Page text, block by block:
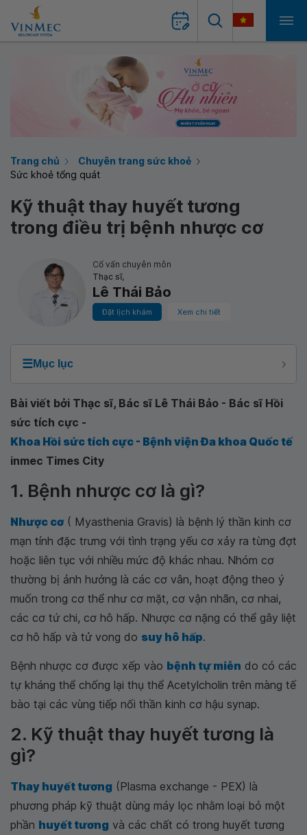
Trang chủ
Chuyên trang sức khoẻ
Sức khoẻ tổng quát
Kỹ thuật thay huyết tương
trong điều trị bệnh nhược cơ
Cố vấn chuyên môn
Thạc sĩ,
Lê Thái Bảo
Đặt lịch khám Xem chi tiết
☰Mục lục
Bài viết bởi Thạc sĩ, Bác sĩ Lê Thái Bảo - Bác sĩ Hồi
sức tích cực -
Khoa Hồi sức tích cực - Bệnh viện Đa khoa Quốc tế
inmec Times City
1. Bệnh nhược cơ là gì?
Nhược cơ( Myasthenia Gravis) là bệnh lý thần kinh cơ
mạn tính đặc trưng với tình trạng yếu cơ xảy ra từng đợt
hoặc liên tục với nhiều mức độ khác nhau. Nhóm cơ
thường bị ảnh hưởng là các cơ vân, hoạt động theo ý
muốn trong cơ thể như cơ mặt, cơ vận nhãn, cơ nhai,
các cơ tứ chi, cơ hô hấp. Nhược cơ nặng có thể gây liệt
cơ hô hấp và tử vong do suy hô hấp.
Bệnh nhược cơ được xếp vào bệnh tự miễn do có các
tự kháng thể chống lại thụ thể Acetylcholin trên màng tế
bào tại các vùng tiếp nối thần kinh cơ hậu synap.
2. Kỹ thuật thay huyết tương là
gì?
Thay huyết tương (Plasma exchange - PEX) là
phương pháp kỹ thuật dùng máy lọc nhằm loại bỏ một
phần huyết tương và các chất có trong huyết tương